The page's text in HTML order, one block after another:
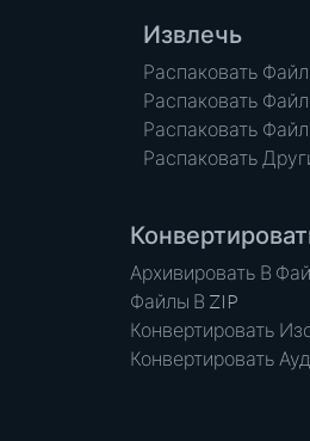
Извлечь
Распаковать
Распаковать
Распаковать
Распаковать
Архивировать В
Файлы В ZIP
Конвертировать
Конвертировать